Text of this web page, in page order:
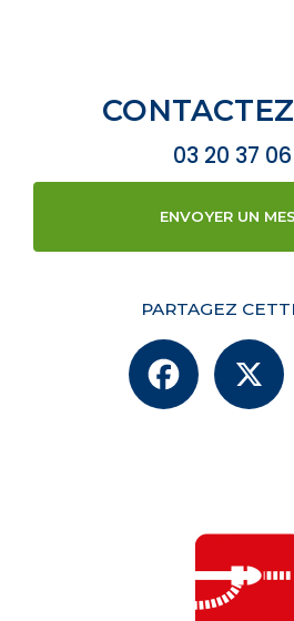
03 20 37
ENVOYER UN
PARTAGEZ
Facebook